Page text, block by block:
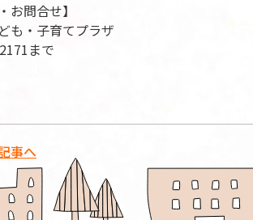
お問合せ】
も・子育てプラザ
まで
事へ